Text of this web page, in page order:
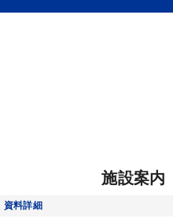
施設案内
資料詳細